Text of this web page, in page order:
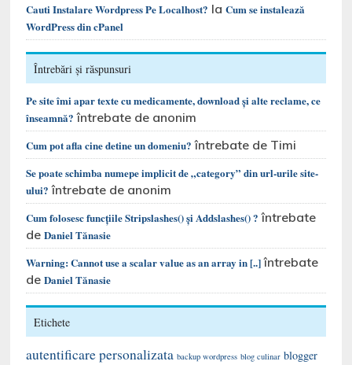
Cauti Instalare Wordpress Pe Localhost? laCum se instalează
WordPress din cPanel
Întrebări și răspunsuri
Pe site îmi apar texte cu medicamente, download și alte reclame, ce
înseamnă? întrebate de anonim
Cum pot afla cine detine un domeniu? întrebate de Timi
Se poate schimba numepe implicit de „category” din url-urile site-
ului? întrebate de anonim
Cum folosesc funcțiile Stripslashes() și Addslashes() ? întrebate
deDaniel Tănasie
Warning: Cannot use a scalar value as an array in [..]întrebate
deDaniel Tănasie
Etichete
autentificare personalizata backup wordpress blog culinar blogger